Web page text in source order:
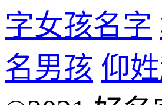
字女孩名字
名男孩 仰